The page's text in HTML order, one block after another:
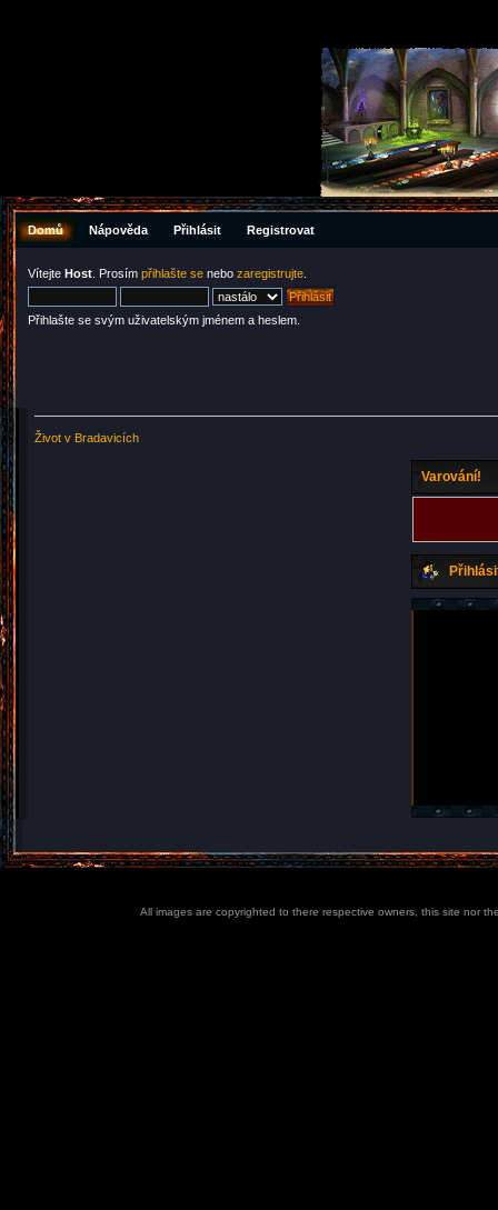
Domů Nápověda Přihlásit Registrovat
Vítejte Host . Prosím přihlašte se nebo zaregistrujte
Přihlašte se svým uživatelským jménem a heslem.
Život v Bradavicích
Varování!
All images are copyrighted to there respective owners, this site nor